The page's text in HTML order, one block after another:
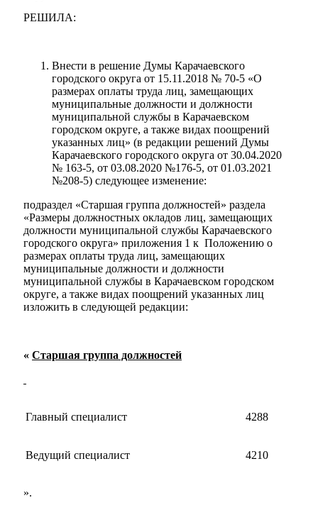
РЕШИЛА:
Внести в решение Думы Карачаевского
городского округа от 15.11.2018 № 70-5 «О
размерах оплаты труда лиц, замещающих
муниципальные должности и должности
муниципальной службы в Карачаевском
городском округе, а также видах поощрений
указанных лиц» (в редакции решений Думы
Карачаевского городского округа от 30.04.2020
№ 163-5, от 03.08.2020 №176-5, от 01.03.2021
№208-5) следующее изменение:
подраздел «Старшая группа должностей» раздела
«Размеры должностных окладов лиц, замещающих
должности муниципальной службы Карачаевского
городского округа» приложения 1 к Положению о
размерах оплаты труда лиц, замещающих
муниципальные должности и должности
муниципальной службы в Карачаевском городском
округе, а также видах поощрений указанных лиц
изложить в следующей редакции:
« Старшая группа должностей
Главный специалист 4288
Ведущий специалист 4210
».
Туризм